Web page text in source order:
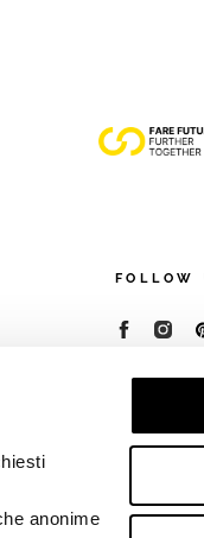
anonime
FOLLOW
C.F. E REG.